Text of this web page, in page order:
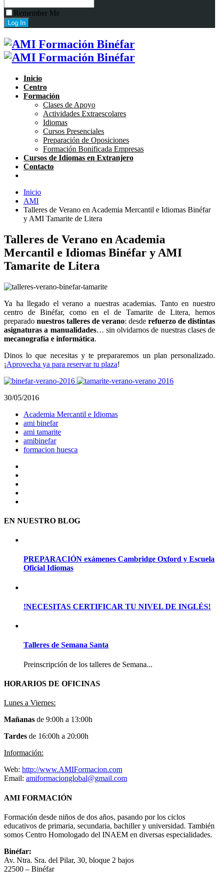
Remember Me
Inicio
Centro
Formación
Clases de Apoyo
Actividades Extraescolares
Idiomas
Cursos Presenciales
Preparación de Oposiciones
Formación Bonificada Empresas
Cursos de Idiomas en Extranjero
Contacto
Inicio
AMI
Talleres de Verano en Academia Mercantil e Idiomas Binéfar
y AMI Tamarite de Litera
Talleres de Verano en Academia
Mercantil e Idiomas Binéfar y AMI
Tamarite de Litera
Ya ha llegado el verano a nuestras academias. Tanto en nuestro
centro de Binéfar, como en el de Tamarite de Litera, hemos
preparado nuestros talleres de verano: desde refuerzo de distintas
asignaturas a manualidades… sin olvidarnos de nuestras clases de
mecanografía e informática.
Dinos lo que necesitas y te prepararemos un plan personalizado.
¡Aprovecha ya para reservar tu plaza!
30/05/2016
Academia Mercantil e Idiomas
ami binefar
ami tamarite
amibinefar
formacion huesca
EN NUESTRO BLOG
PREPARACIÓN exámenes Cambridge Oxford y Escuela
Oficial Idiomas
!NECESITAS CERTIFICAR TU NIVEL DE INGLÉS!
Talleres de Semana Santa
Preinscripción de los talleres de Semana...
HORARIOS DE OFICINAS
Lunes a Viernes:
Mañanas de 9:00h a 13:00h
Tardes de 16:00h a 20:00h
Información:
Web: http://www.AMIFormacion.com
Email: amiformacionglobal@gmail.com
AMI FORMACIÓN
Formación desde niños de dos años, pasando por los ciclos
educativos de primaria, secundaria, bachiller y universidad. También
somos Centro Homologado del INAEM en diversas especialidades.
Binéfar:
Av. Ntra. Sra. del Pilar, 30, bloque 2 bajos
22500 – Binéfar